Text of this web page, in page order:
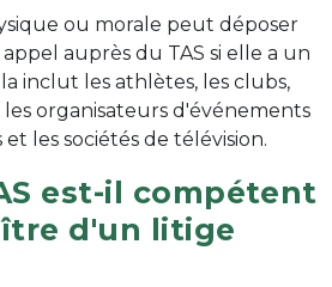
ou morale peut déposer
auprès du TAS si elle a un
inclut les athlètes, les clubs,
les organisateurs d'événements
et les sociétés de télévision.
est-il compétent
d'un litige